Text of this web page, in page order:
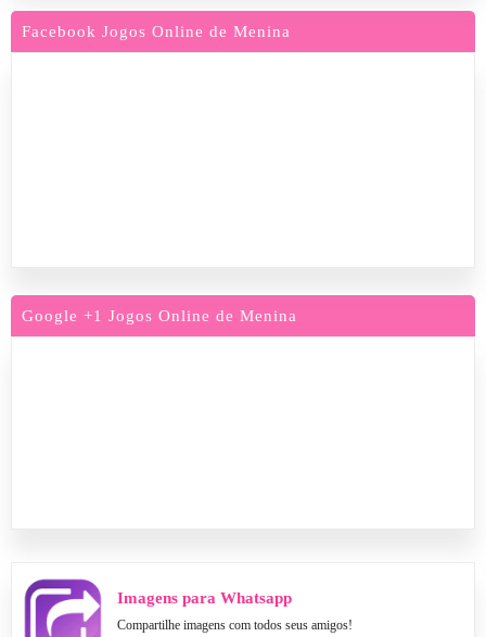
Facebook Jogos Online de Menina
Google +1 Jogos Online de Menina
Imagens para Whatsapp
Compartilhe imagens com todos seus amigos!